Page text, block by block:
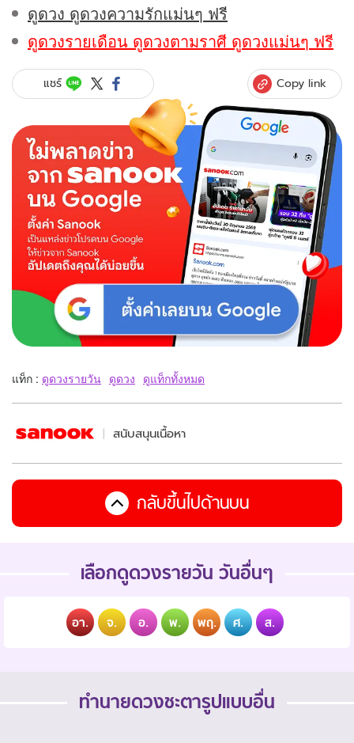
ดูดวง ดูดวงความรักแม่นๆ ฟรี
ดูดวงรายเดือน ดูดวงตามราศี ดูดวงแม่นๆ ฟรี
แชร์ Copy link
แท็ก : ดูดวงรายวัน ดูดวง ดูแท็กทั้งหมด
สนับสนุนเนื้อหา
กลับขึ้นไปด้านบน
เลือกดูดวงรายวัน วันอื่นๆ
อา. จ. อ. พ. พฤ. ศ. ส.
ทำนายดวงชะตารูปแบบอื่น